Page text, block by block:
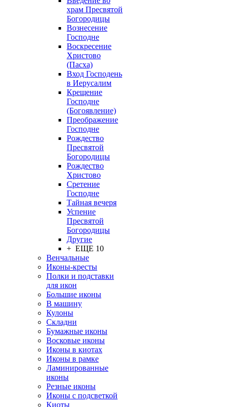
храм Пресвятой
Богородицы
Вознесение
Господне
Воскресение
Христово
(Пасха)
Вход Господень
в Иерусалим
Крещение
Господне
(Богоявление)
Преображение
Господне
Рождество
Пресвятой
Богородицы
Рождество
Христово
Сретение
Господне
Тайная вечеря
Успение
Пресвятой
Богородицы
Другие
+ ЕЩЕ 10
Венчальные
Иконы-кресты
Полки и подставки
для икон
Большие иконы
В машину
Кулоны
Складни
Бумажные иконы
Восковые иконы
Иконы в киотах
Иконы в рамке
Ламинированные
иконы
Резные иконы
Иконы с подсветкой
Киоты